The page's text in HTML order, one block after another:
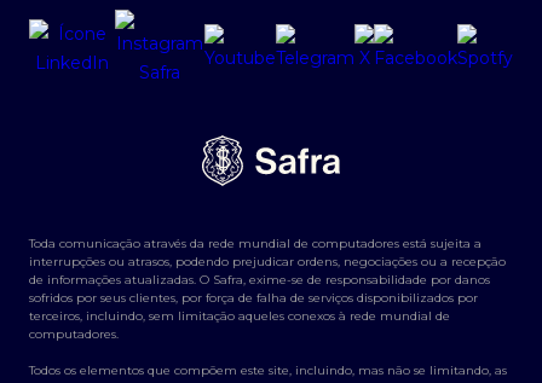
Toda comunicação através da rede mundial de computadores está sujeita a
interrupções ou atrasos, podendo prejudicar ordens, negociações ou a recepção
de informações atualizadas. O Safra, exime-se de responsabilidade por danos
sofridos por seus clientes, por força de falha de serviços disponibilizados por
terceiros, incluindo, sem limitação aqueles conexos à rede mundial de
computadores.
Todos os elementos que compõem este site, incluindo, mas não se limitando, as